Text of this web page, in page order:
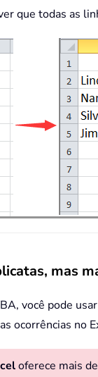
que todas as
mas
você pode
ocorrências no
oferece mais